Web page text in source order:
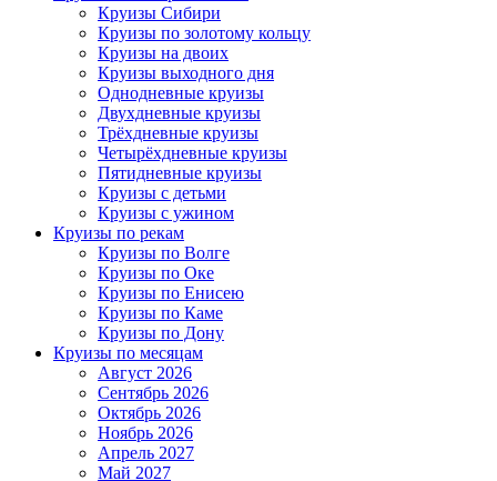
Круизы Сибири
Круизы по золотому кольцу
Круизы на двоих
Круизы выходного дня
Однодневные круизы
Двухдневные круизы
Трёхдневные круизы
Четырёхдневные круизы
Пятидневные круизы
Круизы с детьми
Круизы с ужином
Круизы по рекам
Круизы по Волге
Круизы по Оке
Круизы по Енисею
Круизы по Каме
Круизы по Дону
Круизы по месяцам
Август 2026
Сентябрь 2026
Октябрь 2026
Ноябрь 2026
Апрель 2027
Май 2027